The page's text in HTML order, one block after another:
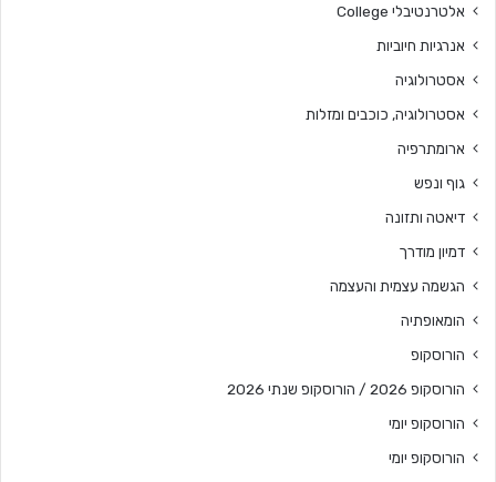
אלטרנטיבלי College
אנרגיות חיוביות
אסטרולוגיה
אסטרולוגיה, כוכבים ומזלות
ארומתרפיה
גוף ונפש
דיאטה ותזונה
דמיון מודרך
הגשמה עצמית והעצמה
הומאופתיה
הורוסקופ
הורוסקופ 2026 / הורוסקופ שנתי 2026
הורוסקופ יומי
הורוסקופ יומי